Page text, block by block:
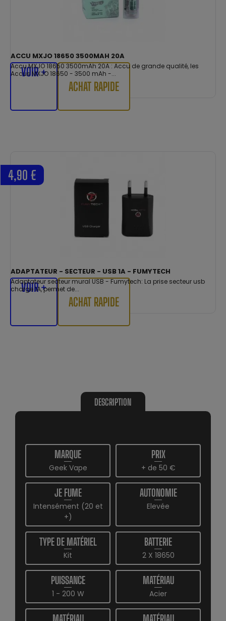
ACCU MXJO 18650 3500MAH 20A
Accu MXJO 18650 3500mAh 20A : Accu de grande qualité, les
Accus MXJO 18650 - 3500 mAh -...
VOIR +
ACHAT RAPIDE
ADAPTATEUR - SECTEUR - USB 1A - FUMYTECH
Adaptateur secteur mural USB - Fumytech: La prise secteur usb
charge 1A, permet de...
4,90 €
VOIR +
ACHAT RAPIDE
DESCRIPTION
MARQUE
Geek Vape
PRIX
+ de 50 €
JE FUME
Intensément (20 et
+)
AUTONOMIE
Elevée
TYPE DE MATÉRIEL
Kit
BATTERIE
2 X 18650
PUISSANCE
1 - 200 W
MATÉRIAU
Acier
MATÉRIAU MATÉRIAU